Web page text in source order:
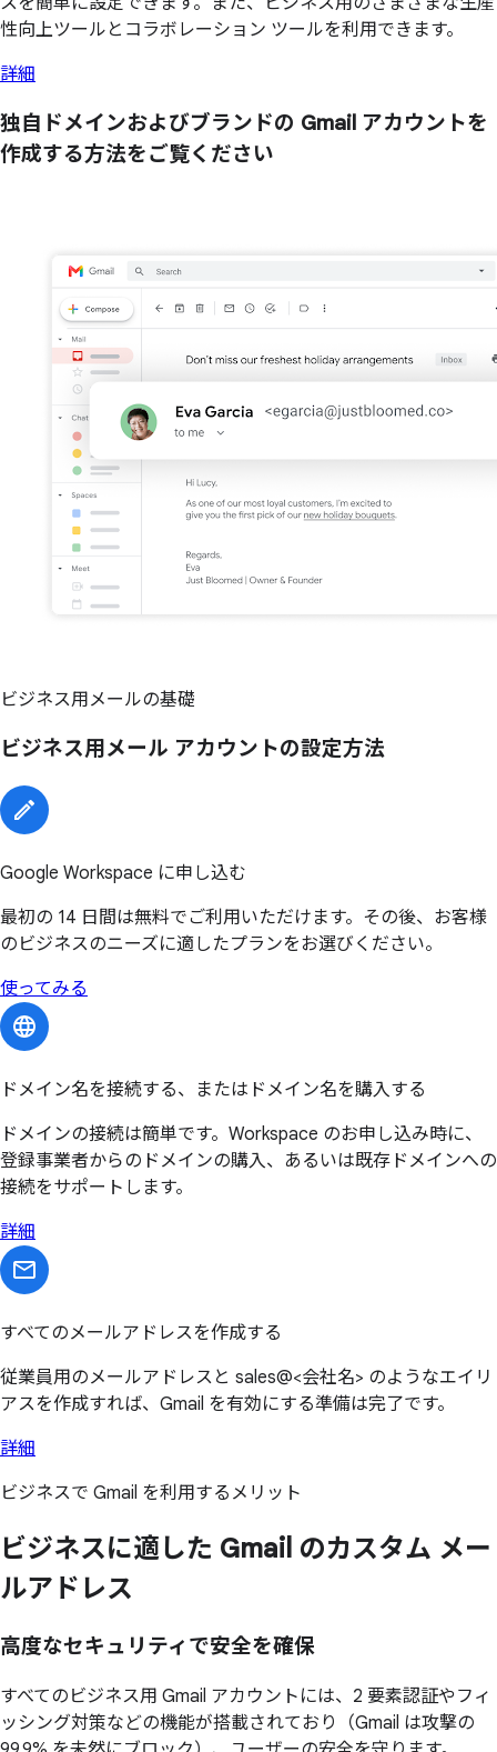
性向上ツールとコラボレーション ツールを利用できます。
詳細
独自ドメインおよびブランドの Gmail アカウントを
作成する方法をご覧ください
ビジネス用メールの基礎
ビジネス用メール アカウントの設定方法
Google Workspace に申し込む
最初の 14 日間は無料でご利用いただけます。その後、お客様
のビジネスのニーズに適したプランをお選びください。
使ってみる
ドメイン名を接続する、またはドメイン名を購入する
ドメインの接続は簡単です。Workspace のお申し込み時に、
登録事業者からのドメインの購入、あるいは既存ドメインへの
接続をサポートします。
詳細
すべてのメールアドレスを作成する
従業員用のメールアドレスと sales@<会社名> のようなエイリ
アスを作成すれば、Gmail を有効にする準備は完了です。
詳細
ビジネスで Gmail を利用するメリット
ビジネスに適した Gmail のカスタム メー
ルアドレス
高度なセキュリティで安全を確保
すべてのビジネス用 Gmail アカウントには、2 要素認証やフィ
ッシング対策などの機能が搭載されており（Gmail は攻撃の